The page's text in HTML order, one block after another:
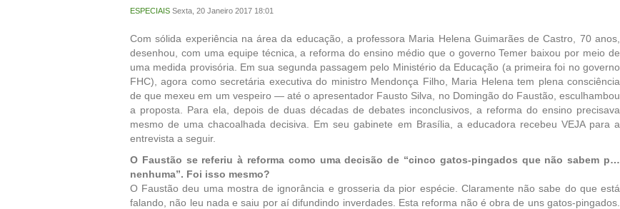
ESPECIAIS Sexta, 20 Janeiro 2017 18:01
Com sólida experiência na área da educação, a professora Maria Helena Guimarães de Castro, 70 anos,
desenhou, com uma equipe técnica, a reforma do ensino médio que o governo Temer baixou por meio de
uma medida provisória. Em sua segunda passagem pelo Ministério da Educação (a primeira foi no governo
FHC), agora como secretária executiva do ministro Mendonça Filho, Maria Helena tem plena consciência
de que mexeu em um vespeiro — até o apresentador Fausto Silva, no Domingão do Faustão, esculhambou
a proposta. Para ela, depois de duas décadas de debates inconclusivos, a reforma do ensino precisava
mesmo de uma chacoalhada decisiva. Em seu gabinete em Brasília, a educadora recebeu VEJA para a
entrevista a seguir.
O Faustão se referiu à reforma como uma decisão de “cinco gatos-pingados que não sabem p…
nenhuma”. Foi isso mesmo?
O Faustão deu uma mostra de ignorância e grosseria da pior espécie. Claramente não sabe do que está
falando, não leu nada e saiu por aí difundindo inverdades. Esta reforma não é obra de uns gatos-pingados.